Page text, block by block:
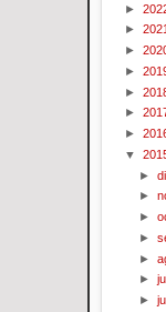
►
►
►
►
►
►
►
▼
►
►
►
►
►
►
►